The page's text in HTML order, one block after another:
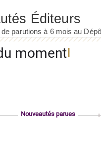
moment
Nouveautés parues